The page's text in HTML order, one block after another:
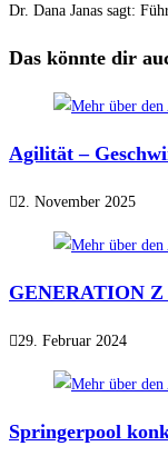
Dr. Dana Janas sagt:
Das könnte dir
Agilität –
2. November 2025
GENERATION Z
29. Februar 2024
Springerpool